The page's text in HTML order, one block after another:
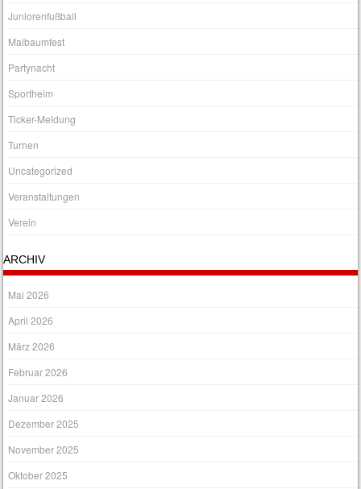
Juniorenfußball
Maibaumfest
Partynacht
Sportheim
Ticker-Meldung
Turnen
Uncategorized
Veranstaltungen
Verein
ARCHIV
Mai 2026
April 2026
März 2026
Februar 2026
Januar 2026
Dezember 2025
November 2025
Oktober 2025